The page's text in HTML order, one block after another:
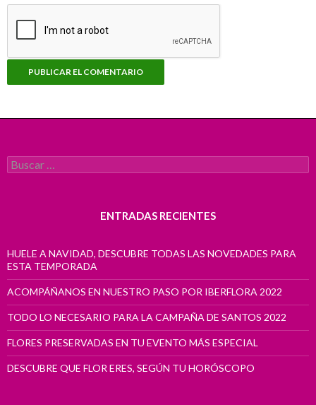
Buscar:
ENTRADAS RECIENTES
HUELE A NAVIDAD, DESCUBRE TODAS LAS NOVEDADES PARA
ESTA TEMPORADA
ACOMPÁÑANOS EN NUESTRO PASO POR IBERFLORA 2022
TODO LO NECESARIO PARA LA CAMPAÑA DE SANTOS 2022
FLORES PRESERVADAS EN TU EVENTO MÁS ESPECIAL
DESCUBRE QUE FLOR ERES, SEGÚN TU HORÓSCOPO